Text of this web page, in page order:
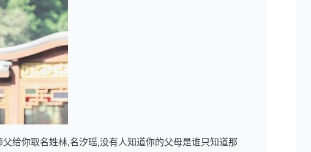
给你取名姓林,名汐瑶,没有人知道你的父母是谁只知道那